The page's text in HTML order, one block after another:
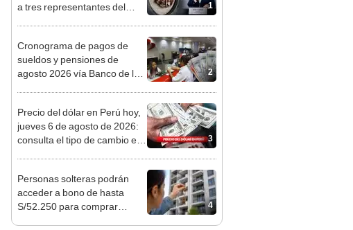
1
a tres representantes del
2
Cronograma de pagos de
sueldos y pensiones de
agosto 2026 vía Banco de la
3
Precio del dólar en Perú hoy,
jueves 6 de agosto de 2026:
consulta el tipo de cambio en
4
Personas solteras podrán
acceder a bono de hasta
S/52.250 para comprar